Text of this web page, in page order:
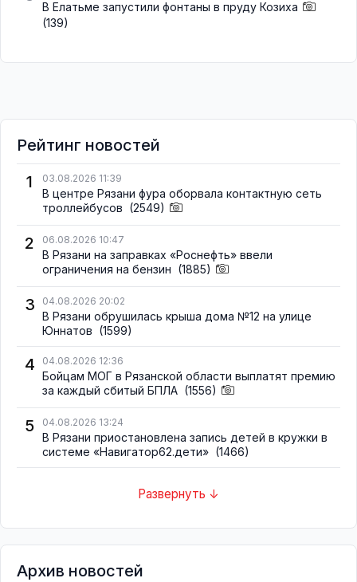
В Елатьме запустили фонтаны в пруду Козиха
(139)
Рейтинг новостей
1
03.08.2026 11:39
В центре Рязани фура оборвала контактную сеть
троллейбусов (2549)
2 06.08.2026 10:47
В Рязани на заправках «Роснефть» ввели
ограничения на бензин (1885)
3 04.08.2026 20:02
В Рязани обрушилась крыша дома №12 на улице
Юннатов (1599)
4 04.08.2026 12:36
Бойцам МОГ в Рязанской области выплатят премию
за каждый сбитый БПЛА (1556)
5 04.08.2026 13:24
В Рязани приостановлена запись детей в кружки в
системе «Навигатор62.дети» (1466)
Развернуть ↓
Архив новостей